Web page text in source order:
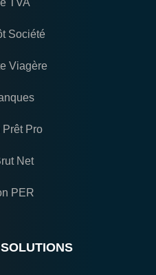
TVA
Société
Viagère
Pro
Net
PER